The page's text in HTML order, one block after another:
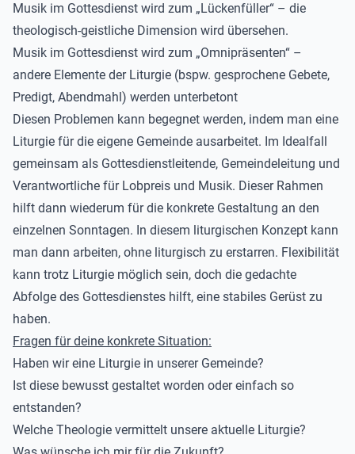
Musik im Gottesdienst wird zum „Lückenfüller“ – die
theologisch-geistliche Dimension wird übersehen.
Musik im Gottesdienst wird zum „Omnipräsenten“ –
andere Elemente der Liturgie (bspw. gesprochene Gebete,
Predigt, Abendmahl) werden unterbetont
Diesen Problemen kann begegnet werden, indem man eine
Liturgie für die eigene Gemeinde ausarbeitet. Im Idealfall
gemeinsam als Gottesdienstleitende, Gemeindeleitung und
Verantwortliche für Lobpreis und Musik. Dieser Rahmen
hilft dann wiederum für die konkrete Gestaltung an den
einzelnen Sonntagen. In diesem liturgischen Konzept kann
man dann arbeiten, ohne liturgisch zu erstarren. Flexibilität
kann trotz Liturgie möglich sein, doch die gedachte
Abfolge des Gottesdienstes hilft, eine stabiles Gerüst zu
haben.
Fragen für deine konkrete Situation:
Haben wir eine Liturgie in unserer Gemeinde?
Ist diese bewusst gestaltet worden oder einfach so
entstanden?
Welche Theologie vermittelt unsere aktuelle Liturgie?